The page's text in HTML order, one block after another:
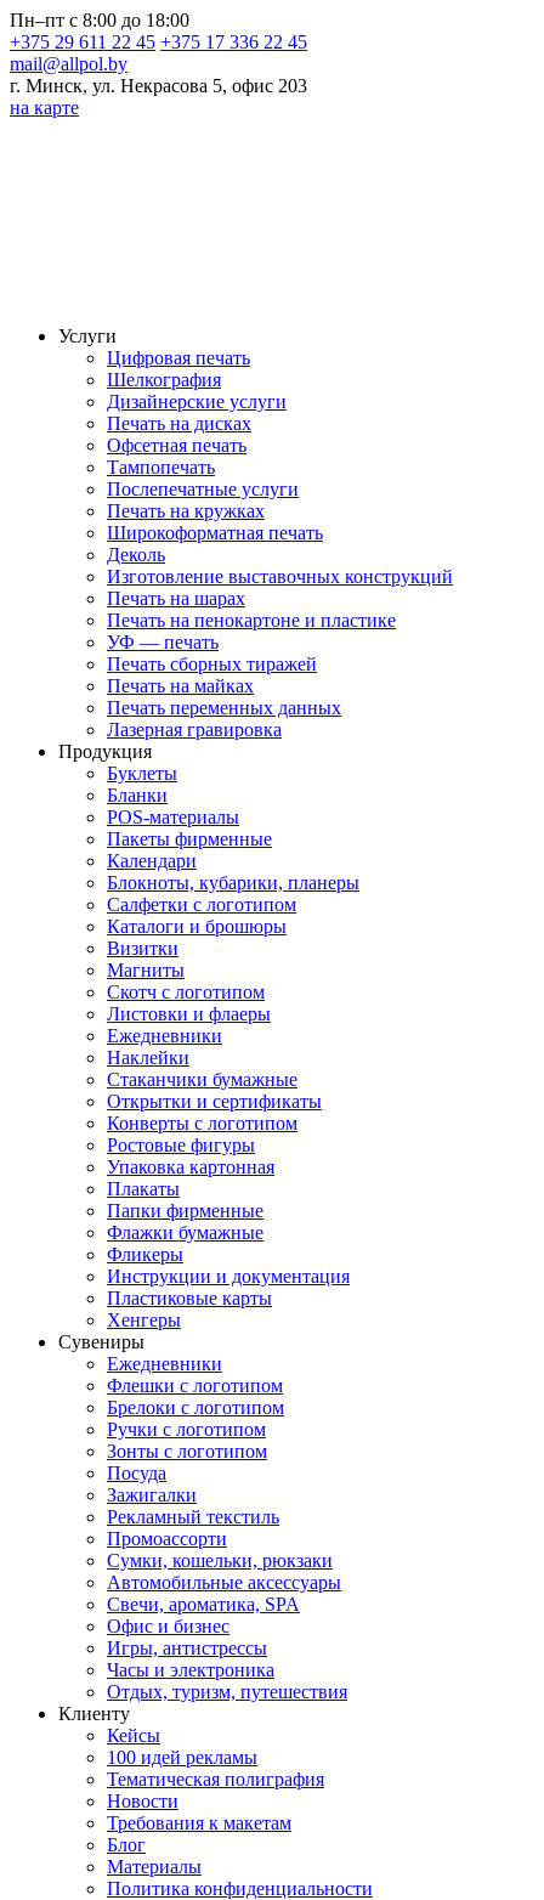
Пн–пт с 8:00 до 18:00
+375 29 611 22 45 +375 17 336 22 45
mail@allpol.by
г. Минск, ул. Некрасова 5, офис 203
на карте
Услуги
Цифровая печать
Шелкография
Дизайнерские услуги
Печать на дисках
Офсетная печать
Тампопечать
Послепечатные услуги
Печать на кружках
Широкоформатная печать
Деколь
Изготовление выставочных конструкций
Печать на шарах
Печать на пенокартоне и пластике
УФ — печать
Печать сборных тиражей
Печать на майках
Печать переменных данных
Лазерная гравировка
Продукция
Буклеты
Бланки
POS-материалы
Пакеты фирменные
Календари
Блокноты, кубарики, планеры
Салфетки с логотипом
Каталоги и брошюры
Визитки
Магниты
Скотч с логотипом
Листовки и флаеры
Ежедневники
Наклейки
Стаканчики бумажные
Открытки и сертификаты
Конверты с логотипом
Ростовые фигуры
Упаковка картонная
Плакаты
Папки фирменные
Флажки бумажные
Фликеры
Инструкции и документация
Пластиковые карты
Хенгеры
Сувениры
Ежедневники
Флешки с логотипом
Брелоки с логотипом
Ручки с логотипом
Зонты с логотипом
Посуда
Зажигалки
Рекламный текстиль
Промоассорти
Сумки, кошельки, рюкзаки
Автомобильные аксессуары
Свечи, ароматика, SPA
Офис и бизнес
Игры, антистрессы
Часы и электроника
Отдых, туризм, путешествия
Клиенту
Кейсы
100 идей рекламы
Тематическая полиграфия
Новости
Требования к макетам
Блог
Материалы
Политика конфиденциальности